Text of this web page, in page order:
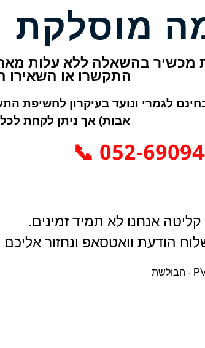
מוסלקת
מכשיר בהשאלה ללא עלות
התקשרו או השאירו
לגמרי ונועד בעיקרון לחשיפת
אבות) אך ניתן לקחת
052-
אנחנו לא תמיד זמינים.
הודעת וואטסאפ ונחזור